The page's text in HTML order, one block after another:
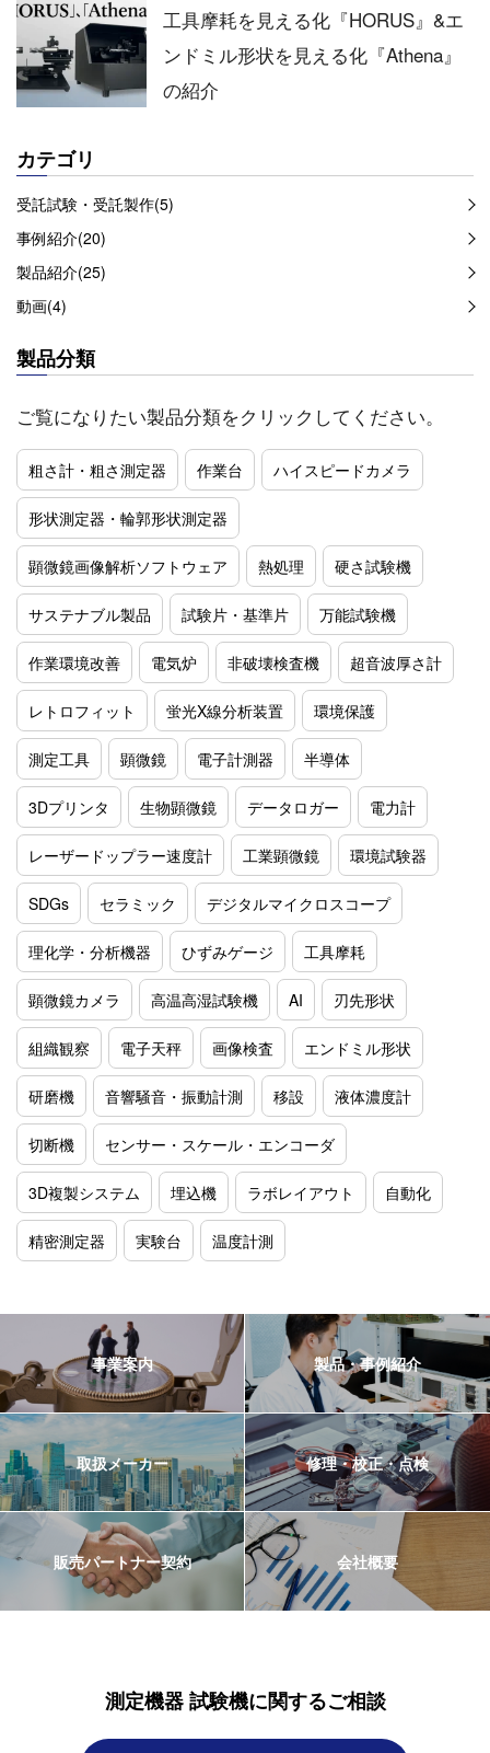
工具摩耗を見える化『HORUS』&エ
ンドミル形状を見える化『Athena』
の紹介
カテゴリ
受託試験・受託製作(5)
事例紹介(20)
製品紹介(25)
動画(4)
製品分類
ご覧になりたい製品分類をクリックしてください。
粗さ計・粗さ測定器 作業台 ハイスピードカメラ
形状測定器・輪郭形状測定器
顕微鏡画像解析ソフトウェア 熱処理 硬さ試験機
サステナブル製品 試験片・基準片 万能試験機
作業環境改善 電気炉 非破壊検査機 超音波厚さ計
レトロフィット 蛍光X線分析装置 環境保護
測定工具 顕微鏡 電子計測器 半導体
3Dプリンタ 生物顕微鏡 データロガー 電力計
レーザードップラー速度計 工業顕微鏡 環境試験器
SDGs セラミック デジタルマイクロスコープ
理化学・分析機器 ひずみゲージ 工具摩耗
顕微鏡カメラ 高温高湿試験機 AI 刃先形状
組織観察 電子天秤 画像検査 エンドミル形状
研磨機 音響騒音・振動計測 移設 液体濃度計
切断機 センサー・スケール・エンコーダ
3D複製システム 埋込機 ラボレイアウト 自動化
精密測定器 実験台 温度計測
事業案内 製品・事例紹介
取扱メーカー 修理・校正・点検
販売パートナー契約 会社概要
測定機器 試験機に関するご相談